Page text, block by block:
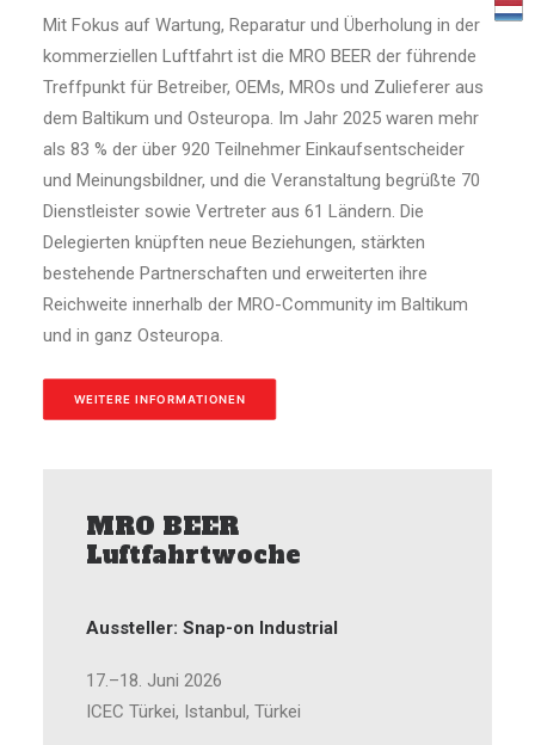
Mit Fokus auf Wartung, Reparatur und Überholung in der
kommerziellen Luftfahrt ist die MRO BEER der führende
Treffpunkt für Betreiber, OEMs, MROs und Zulieferer aus
dem Baltikum und Osteuropa. Im Jahr 2025 waren mehr
als 83 % der über 920 Teilnehmer Einkaufsentscheider
und Meinungsbildner, und die Veranstaltung begrüßte 70
Dienstleister sowie Vertreter aus 61 Ländern. Die
Delegierten knüpften neue Beziehungen, stärkten
bestehende Partnerschaften und erweiterten ihre
Reichweite innerhalb der MRO-Community im Baltikum
und in ganz Osteuropa.
WEITERE INFORMATIONEN
MRO BEER
Luftfahrtwoche
Aussteller: Snap-on Industrial
17.–18. Juni 2026
ICEC Türkei, Istanbul, Türkei